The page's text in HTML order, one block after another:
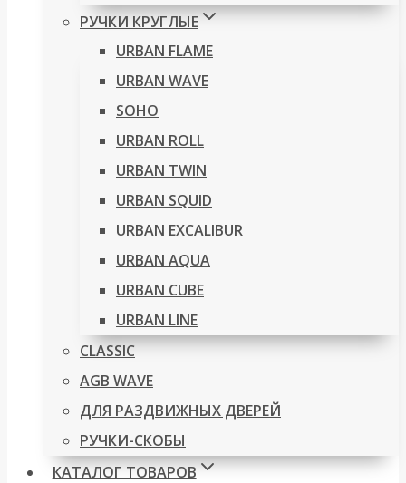
РУЧКИ КРУГЛЫЕ
URBAN FLAME
URBAN WAVE
SOHO
URBAN ROLL
URBAN TWIN
URBAN SQUID
URBAN EXCALIBUR
URBAN AQUA
URBAN CUBE
URBAN LINE
CLASSIC
AGB WAVE
ДЛЯ РАЗДВИЖНЫХ ДВЕРЕЙ
РУЧКИ-СКОБЫ
КАТАЛОГ ТОВАРОВ